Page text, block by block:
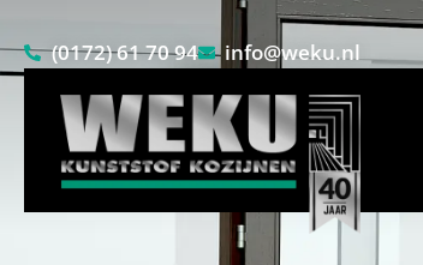
(0172) 61 70 94 info@weku.nl